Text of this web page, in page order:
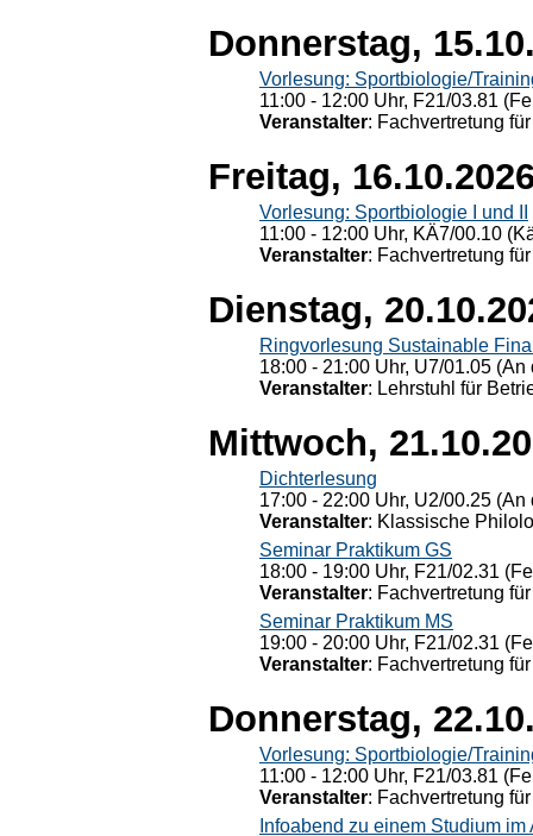
Donnerstag,
Vorlesung: Sportbiologie/
11:00 - 12:00 Uhr, F21/03.81
Veranstalter: Fachvertretung
Freitag,
Vorlesung: Sportbiologie I und II
11:00 - 12:00 Uhr, KÄ7/00.10
Veranstalter: Fachvertretung
Dienstag,
Ringvorlesung Sustainable
18:00 - 21:00 Uhr, U7/01.05
Veranstalter: Lehrstuhl für
Mittwoch,
Dichterlesung
17:00 - 22:00 Uhr, U2/00.25
Veranstalter: Klassische
Seminar Praktikum GS
18:00 - 19:00 Uhr, F21/02.31
Veranstalter: Fachvertretung
Seminar Praktikum MS
19:00 - 20:00 Uhr, F21/02.31
Veranstalter: Fachvertretung
Donnerstag,
Vorlesung: Sportbiologie/
11:00 - 12:00 Uhr, F21/03.81
Veranstalter: Fachvertretung
Infoabend zu einem Studium im